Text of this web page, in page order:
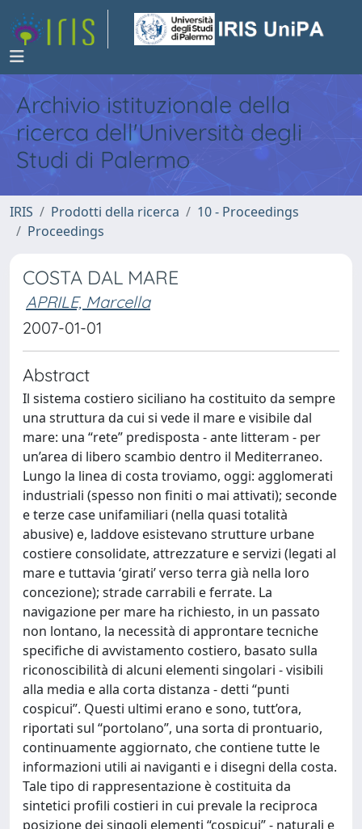
Archivio istituzionale della
ricerca dell'Università degli
Studi di Palermo
IRIS Prodotti della ricerca
10 - Proceedings
Proceedings
COSTA DAL MARE
APRILE, Marcella
2007-01-01
Abstract
Il sistema costiero siciliano ha costituito da sempre
una struttura da cui si vede il mare e visibile dal
mare: una “rete” predisposta - ante litteram - per
un’area di libero scambio dentro il Mediterraneo.
Lungo la linea di costa troviamo, oggi: agglomerati
industriali (spesso non finiti o mai attivati); seconde
e terze case unifamiliari (nella quasi totalità
abusive) e, laddove esistevano strutture urbane
costiere consolidate, attrezzature e servizi (legati al
mare e tuttavia ‘girati’ verso terra già nella loro
concezione); strade carrabili e ferrate. La
navigazione per mare ha richiesto, in un passato
non lontano, la necessità di approntare tecniche
specifiche di avvistamento costiero, basato sulla
riconoscibilità di alcuni elementi singolari - visibili
alla media e alla corta distanza - detti “punti
cospicui”. Questi ultimi erano e sono, tutt’ora,
riportati sul “portolano”, una sorta di prontuario,
continuamente aggiornato, che contiene tutte le
informazioni utili ai naviganti e i disegni della costa.
Tale tipo di rappresentazione è costituita da
sintetici profili costieri in cui prevale la reciproca
posizione dei singoli elementi “cospicui” - naturali e